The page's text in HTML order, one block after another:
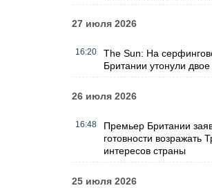
27 июля 2026
16:20
The Sun: На
Британии утонули
26 июля 2026
16:48
Премьер Британии
готовности возражать
интересов страны
25 июля 2026